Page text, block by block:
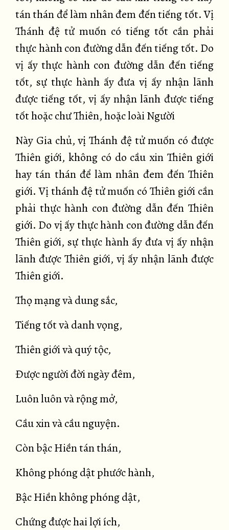
tán thán để làm nhân đem đến tiếng tốt. Vị
Thánh đệ tử muốn có tiếng tốt cần phải
thực hành con đường dẫn đến tiếng tốt. Do
vị ấy thực hành con đường dẫn đến tiếng
tốt, sự thực hành ấy đưa vị ấy nhận lãnh
được tiếng tốt, vị ấy nhận lãnh được tiếng
tốt hoặc chư Thiên, hoặc loài Người
Này Gia chủ, vị Thánh đệ tử muốn có được
Thiên giới, không có do cầu xin Thiên giới
hay tán thán để làm nhân đem đến Thiên
giới. Vị thánh đệ tử muốn có Thiên giới cần
phải thực hành con đường dẫn đến Thiên
giới. Do vị ấy thực hành con đường dẫn đến
Thiên giới, sự thực hành ấy đưa vị ấy nhận
lãnh được Thiên giới, vị ấy nhận lãnh được
Thiên giới.
Thọ mạng và dung sắc,
Tiếng tốt và danh vọng,
Thiên giới và quý tộc,
Được người đời ngày đêm,
Luôn luôn và rộng mở,
Cầu xin và cầu nguyện.
Còn bậc Hiền tán thán,
Không phóng dật phước hành,
Bậc Hiền không phóng dật,
Chứng được hai lợi ích,